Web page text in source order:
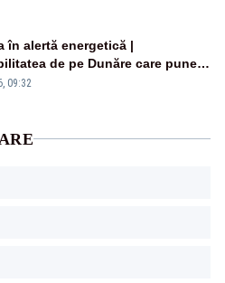
în alertă energetică |
de pe Dunăre care pune
Centrala Cernavodă era
09:32